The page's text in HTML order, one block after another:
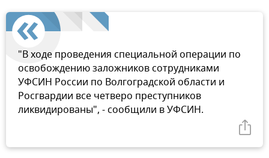
"В ходе проведения специальной операции по
освобождению заложников сотрудниками
УФСИН России по Волгоградской области и
Росгвардии все четверо преступников
ликвидированы", - сообщили в УФСИН.